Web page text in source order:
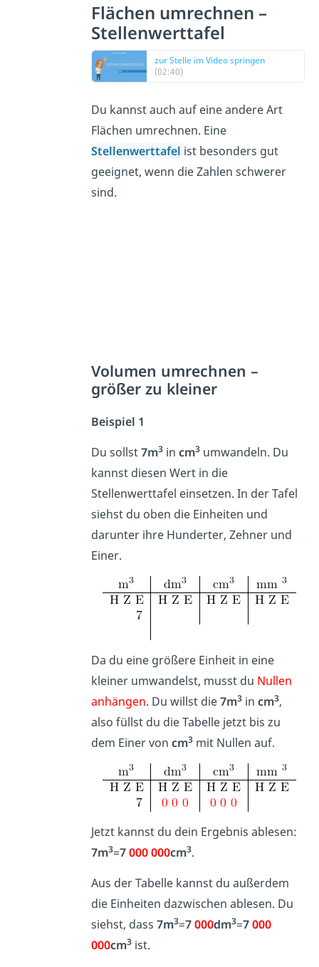
Flächen umrechnen –
Stellenwerttafel
zur Stelle im Video springen
(02:40)
Du kannst auch auf eine andere Art
Flächen umrechnen. Eine
Stellenwerttafel ist besonders gut
geeignet, wenn die Zahlen schwerer
sind.
Volumen umrechnen –
größer zu kleiner
Beispiel 1
Du sollst7m3 incm3 umwandeln. Du
kannst diesen Wert in die
Stellenwerttafel einsetzen. In der Tafel
siehst du oben die Einheiten und
darunter ihre Hunderter, Zehner und
Einer.
Da du eine größere Einheit in eine
kleiner umwandelst, musst du Nullen
anhängen. Du willst die7m3 incm3,
also füllst du die Tabelle jetzt bis zu
dem Einer voncm3 mit Nullen auf.
Jetzt kannst du dein Ergebnis ablesen:
7m3=7000 000cm3.
Aus der Tabelle kannst du außerdem
die Einheiten dazwischen ablesen. Du
siehst, dass7m3=7000dm3=7000
000cm3 ist.